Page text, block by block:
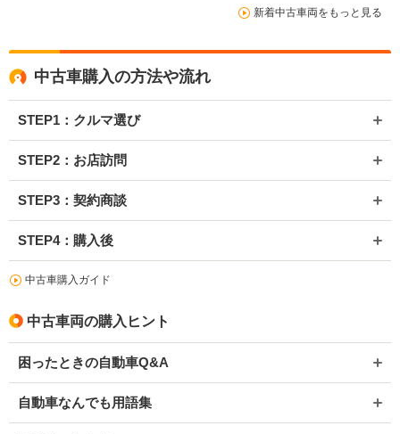
新着中古車両をもっと見る
中古車購入の方法や流れ
STEP1：クルマ選び
STEP2：お店訪問
STEP3：契約商談
STEP4：購入後
中古車購入ガイド
中古車両の購入ヒント
困ったときの自動車Q&A
自動車なんでも用語集